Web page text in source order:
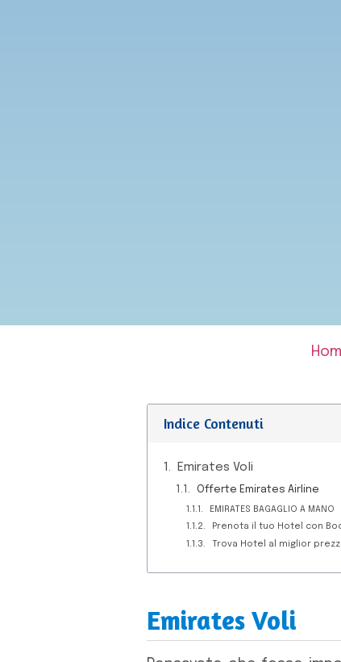
Indice Contenuti
Emirates Voli
Offerte Emirates Airline
EMIRATES BAGAGLIO A MANO
Prenota il tuo Hotel con
Trova Hotel al miglior
Emirates Voli